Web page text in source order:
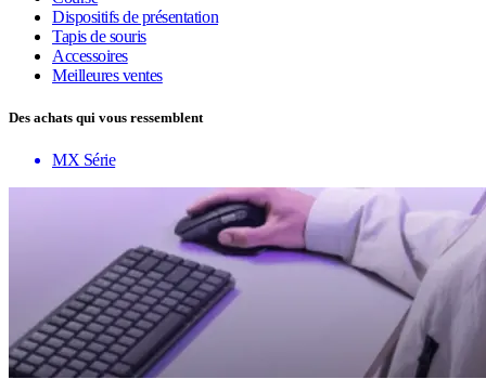
Dispositifs de présentation
Tapis de souris
Accessoires
Meilleures ventes
Des achats qui vous ressemblent
MX Série